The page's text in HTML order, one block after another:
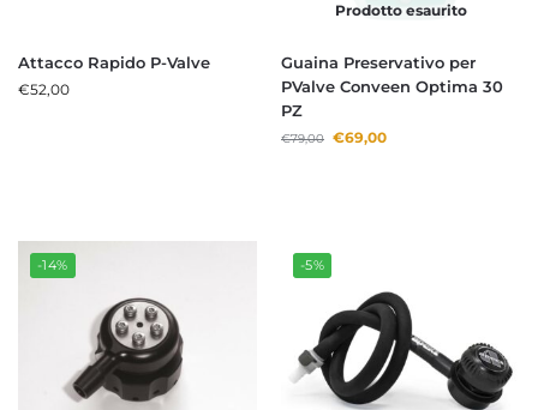
Attacco Rapido P-Valve
€52,00
Prodotto esaurito
Guaina Preservativo per
PValve Conveen Optima 30
PZ
€79,00 €69,00
-14% -5%